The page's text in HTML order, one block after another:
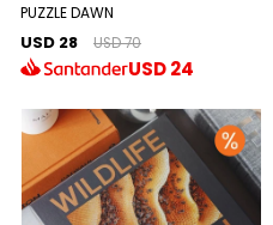
PUZZLE DAWN
USD 28 USD 70
USD24